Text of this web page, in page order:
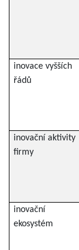
inovace vyšších
řádů
inovační aktivity
firmy
inovační
ekosystém